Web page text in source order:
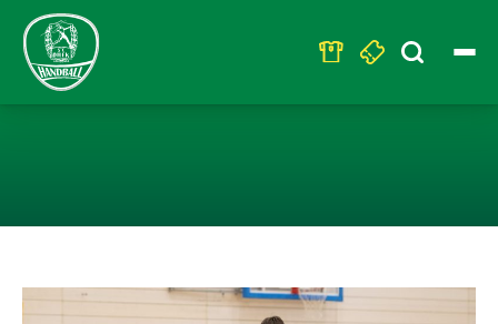
Search
for: